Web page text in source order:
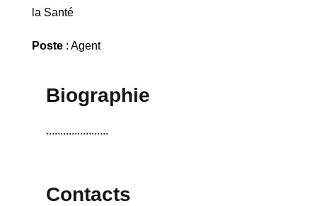
la Santé
Poste: Agent
Biographie
......................
Contacts